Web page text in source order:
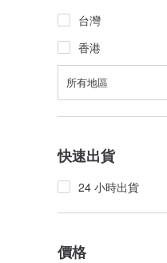
台灣
香港
所有地區
快速出貨
24 小時出貨
價格